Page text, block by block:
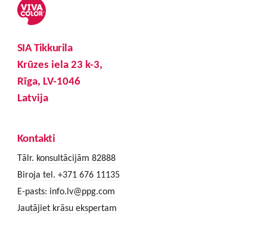
SIA Tikkurila
Krūzes iela 23 k-3,
Rīga, LV-1046
Latvija
Kontakti
Tālr. konsultācijām 82888
Biroja tel. +371 676 11135
E-pasts: info.lv@ppg.com
Jautājiet krāsu ekspertam